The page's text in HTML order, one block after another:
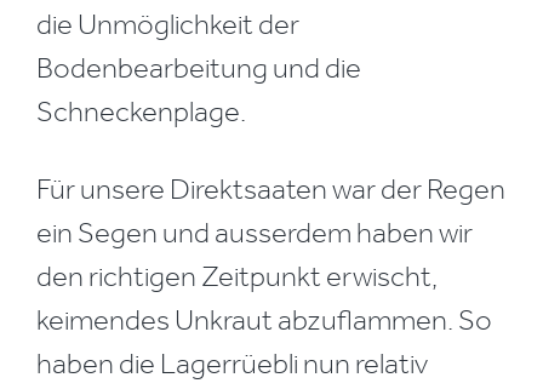
die Unmöglichkeit der
Bodenbearbeitung und die
Schneckenplage.
Für unsere Direktsaaten war der Regen
ein Segen und ausserdem haben wir
den richtigen Zeitpunkt erwischt,
keimendes Unkraut abzuflammen. So
haben die Lagerrüebli nun relativ